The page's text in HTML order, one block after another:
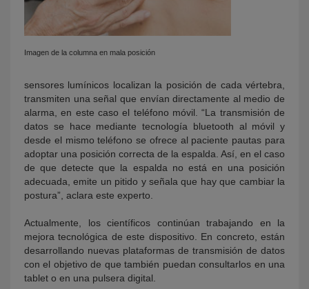
Imagen de la columna en mala posición
sensores lumínicos localizan la posición de cada vértebra,
transmiten una señal que envían directamente al medio de
alarma, en este caso el teléfono móvil. “La transmisión de
datos se hace mediante tecnología bluetooth al móvil y
desde el mismo teléfono se ofrece al paciente pautas para
adoptar una posición correcta de la espalda. Así, en el caso
de que detecte que la espalda no está en una posición
adecuada, emite un pitido y señala que hay que cambiar la
postura”, aclara este experto.
Actualmente, los científicos continúan trabajando en la
mejora tecnológica de este dispositivo. En concreto, están
desarrollando nuevas plataformas de transmisión de datos
con el objetivo de que también puedan consultarlos en una
tablet o en una pulsera digital.